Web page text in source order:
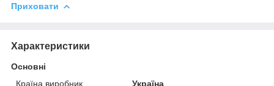
Приховати
Характеристики
Основні
Країна виробник
Україна